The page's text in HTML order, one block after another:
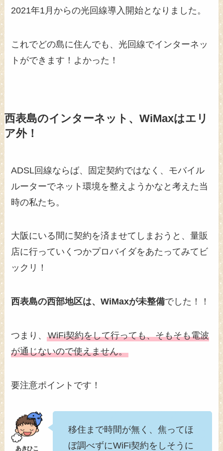
2021年1月からの光回線導入開始となりました。
これでどの島に住んでも、光回線でインターネッ
トができます！よかった！
西表島のインターネット、WiMaxはエリ
ア外！
ADSL回線ならば、固定契約ではなく、モバイル
ルーターでネット環境を整えようかなと考えた当
時の私たち。
大阪にいる間に契約を済ませてしまおうと、量販
店に行っていくつかプロバイダをあたってみてビ
ックリ！
西表島の西部地区は、WiMaxが未整備でした！！
つまり、WiFi契約をして行っても、そもそも電波
が通じないので使えません。
要注意ポイントです！
移住まで時間が無く、焦ってほ
ぼ調べずにWiFi契約をしそうに